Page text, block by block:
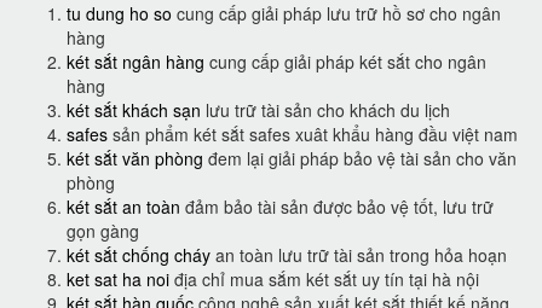
tu dung ho so cung cấp giải pháp lưu trữ hồ sơ cho ngân
hàng
két sắt ngân hàng cung cấp giải pháp két sắt cho ngân
hàng
két sắt khách sạn lưu trữ tài sản cho khách du lịch
safes sản phẩm két sắt safes xuât khẩu hàng đầu việt nam
két sắt văn phòng đem lại giải pháp bảo vệ tài sản cho văn
phòng
két sắt an toàn đảm bảo tài sản được bảo vệ tốt, lưu trữ
gọn gàng
két sắt chống cháy an toàn lưu trữ tài sản trong hỏa hoạn
ket sat ha noi địa chỉ mua sắm két sắt uy tín tại hà nội
két sắt hàn quốc công nghệ sản xuất két sắt thiết kế năng